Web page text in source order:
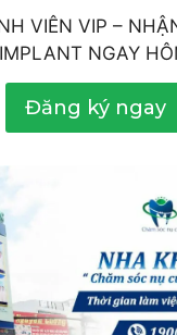
VIÊN VIP –
NGAY
Đăng ký ngay